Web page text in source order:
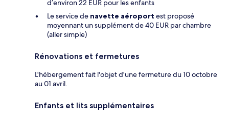
d’environ 22 EUR pour les enfants
Le service de navette aéroport est proposé
moyennant un supplément de 40 EUR par chambre
(aller simple)
Rénovations et fermetures
L'hébergement fait l'objet d'une fermeture du 10 octobre
au 01 avril.
Enfants et lits supplémentaires